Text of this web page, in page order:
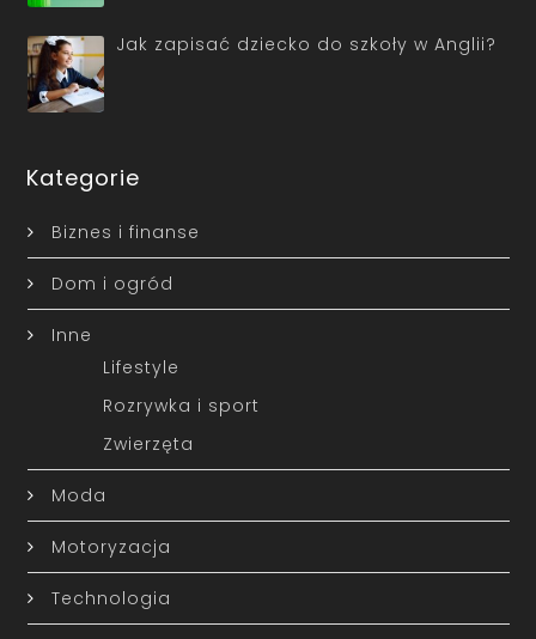
Jak zapisać dziecko do szkoły w Anglii?
Kategorie
Biznes i finanse
Dom i ogród
Inne
Lifestyle
Rozrywka i sport
Zwierzęta
Moda
Motoryzacja
Technologia